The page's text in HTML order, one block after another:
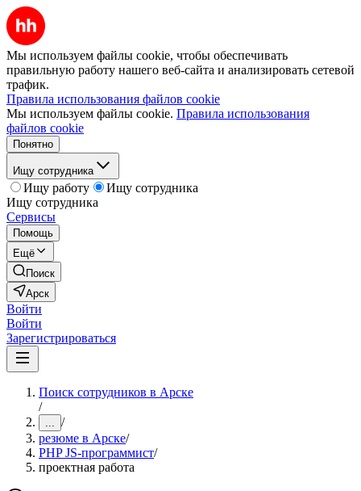
Мы используем файлы cookie, чтобы обеспечивать
правильную работу нашего веб-сайта и анализировать сетевой
трафик.
Правила использования файлов cookie
Мы используем файлы cookie. Правила использования
файлов cookie
Понятно
Ищу сотрудника
Ищу работу
Ищу сотрудника
Ищу сотрудника
Сервисы
Помощь
Ещё
Поиск
Арск
Войти
Войти
Зарегистрироваться
Поиск сотрудников в Арске
/
... /
резюме в Арске/
PHP JS-программист/
проектная работа